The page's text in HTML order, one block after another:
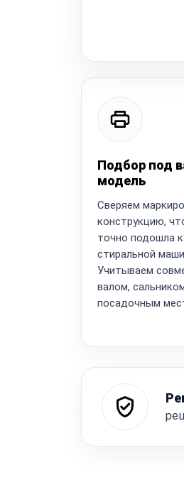
Подбор под
модель
Сверяем
конструкцию,
точно подошла
стиральной
Учитываем
валом,
посадочным